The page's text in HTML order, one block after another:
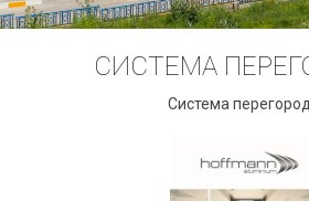
СИСТЕМА
Система